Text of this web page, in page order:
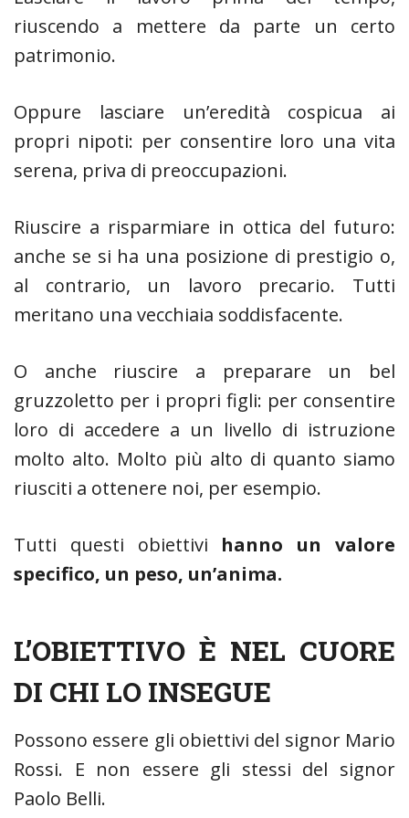
riuscendo a mettere da parte un certo
patrimonio.
Oppure lasciare un’eredità cospicua ai
propri nipoti: per consentire loro una vita
serena, priva di preoccupazioni.
Riuscire a risparmiare in ottica del futuro:
anche se si ha una posizione di prestigio o,
al contrario, un lavoro precario. Tutti
meritano una vecchiaia soddisfacente.
O anche riuscire a preparare un bel
gruzzoletto per i propri figli: per consentire
loro di accedere a un livello di istruzione
molto alto. Molto più alto di quanto siamo
riusciti a ottenere noi, per esempio.
Tutti questi obiettivi hanno un valore
specifico, un peso, un’anima.
L’OBIETTIVO È NEL CUORE
DI CHI LO INSEGUE
Possono essere gli obiettivi del signor Mario
Rossi. E non essere gli stessi del signor
Paolo Belli.